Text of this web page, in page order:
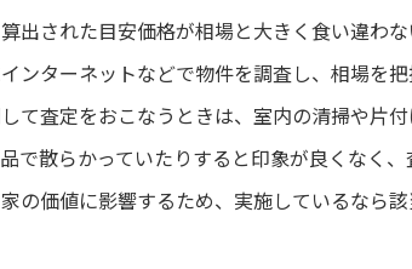
出された目安価格が相場と大きく食い違わ
ンターネットなどで物件を調査し、相場を把
て査定をおこなうときは、室内の清掃や片付
で散らかっていたりすると印象が良くなく、
の価値に影響するため、実施しているなら